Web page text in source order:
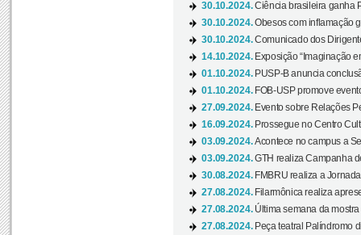
30.10.2024.Ciência brasileira ganha
30.10.2024.Obesos com inflamação
30.10.2024.Comunicado dos
14.10.2024. Exposição “Imaginação
01.10.2024. PUSP-B anuncia
01.10.2024. FOB-USP promove
27.09.2024. Evento sobre Relações
16.09.2024. Prossegue no Centro
03.09.2024.Acontece no campus a
03.09.2024.GTH realiza Campanha
30.08.2024. FMBRU realiza a
27.08.2024. Filarmônica realiza
27.08.2024. Última semana da
27.08.2024. Peça teatral Palíndromo